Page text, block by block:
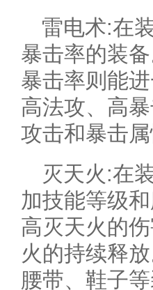
雷电术:在
暴击率的装
暴击率则能
高法攻、高
攻击和暴击属
灭天火:在
加技能等级
高灭天火的
火的持续释
腰带、鞋子